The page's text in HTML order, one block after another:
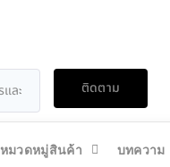
ติดตาม
หมวดหมู่สินค้า บทความ